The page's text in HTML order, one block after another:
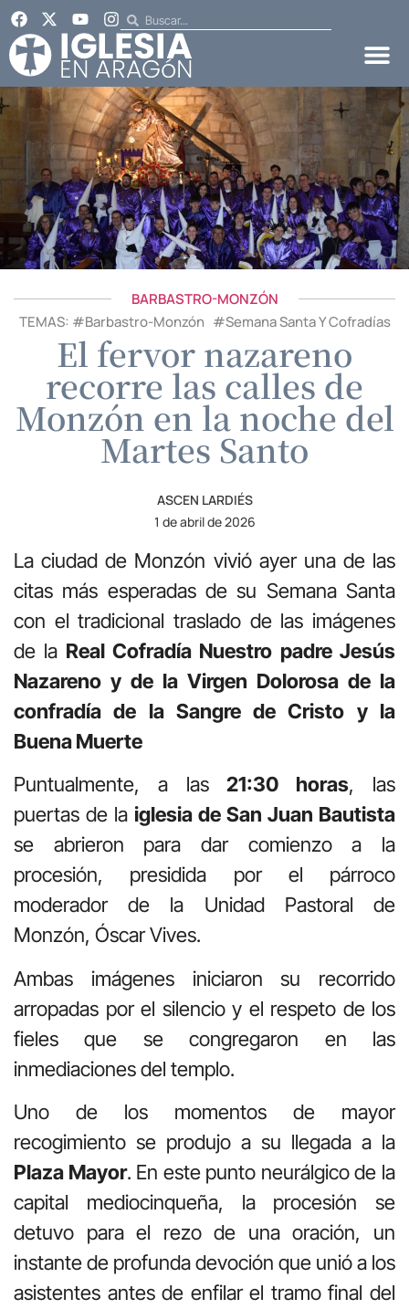
BARBASTRO-MONZÓN
TEMAS: #Barbastro-Monzón #Semana Santa Y Cofradías
El fervor nazareno
recorre las calles de
Monzón en la noche del
Martes Santo
ASCEN LARDIÉS
1 de abril de 2026
La ciudad de Monzón vivió ayer una de las
citas más esperadas de su Semana Santa
con el tradicional traslado de las imágenes
de la Real Cofradía Nuestro padre Jesús
Nazareno y de la Virgen Dolorosa de la
confradía de la Sangre de Cristo y la
Buena Muerte
Puntualmente, a las21:30 horas, las
puertas de la iglesia de San Juan Bautista
se abrieron para dar comienzo a la
procesión, presidida por el párroco
moderador de la Unidad Pastoral de
Monzón, Óscar Vives.
Ambas imágenes iniciaron su recorrido
arropadas por el silencio y el respeto de los
fieles que se congregaron en las
inmediaciones del templo.
Uno de los momentos de mayor
recogimiento se produjo a su llegada a la
Plaza Mayor. En este punto neurálgico de la
capital mediocinqueña, la procesión se
detuvo para el rezo de una oración, un
instante de profunda devoción que unió a los
asistentes antes de enfilar el tramo final del